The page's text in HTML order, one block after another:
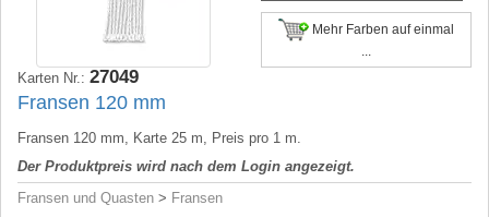
Mehr Farben auf einmal
Karten Nr.: 27049
Fransen 120 mm
Fransen 120 mm, Karte 25 m, Preis pro 1 m.
Der Produktpreis wird nach dem Login angezeigt.
Fransen und Quasten > Fransen